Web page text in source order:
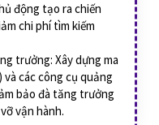
động tạo ra chiến
chi phí tìm kiếm
trưởng: Xây dựng ma
các công cụ quảng
bảo đà tăng trưởng
vận hành.